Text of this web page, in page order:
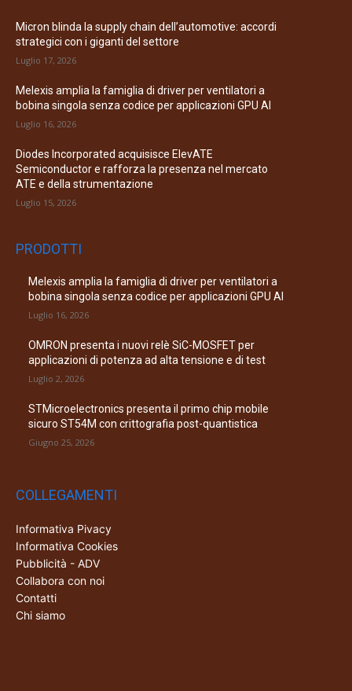
Micron blinda la supply chain dell’automotive: accordi
strategici con i giganti del settore
Luglio 17, 2026
Melexis amplia la famiglia di driver per ventilatori a
bobina singola senza codice per applicazioni GPU AI
Luglio 16, 2026
Diodes Incorporated acquisisce ElevATE
Semiconductor e rafforza la presenza nel mercato
ATE e della strumentazione
Luglio 15, 2026
PRODOTTI
Melexis amplia la famiglia di driver per ventilatori a
bobina singola senza codice per applicazioni GPU AI
Luglio 16, 2026
OMRON presenta i nuovi relè SiC-MOSFET per
applicazioni di potenza ad alta tensione e di test
Luglio 2, 2026
STMicroelectronics presenta il primo chip mobile
sicuro ST54M con crittografia post-quantistica
Giugno 25, 2026
COLLEGAMENTI
Informativa Pivacy
Informativa Cookies
Pubblicità - ADV
Collabora con noi
Contatti
Chi siamo